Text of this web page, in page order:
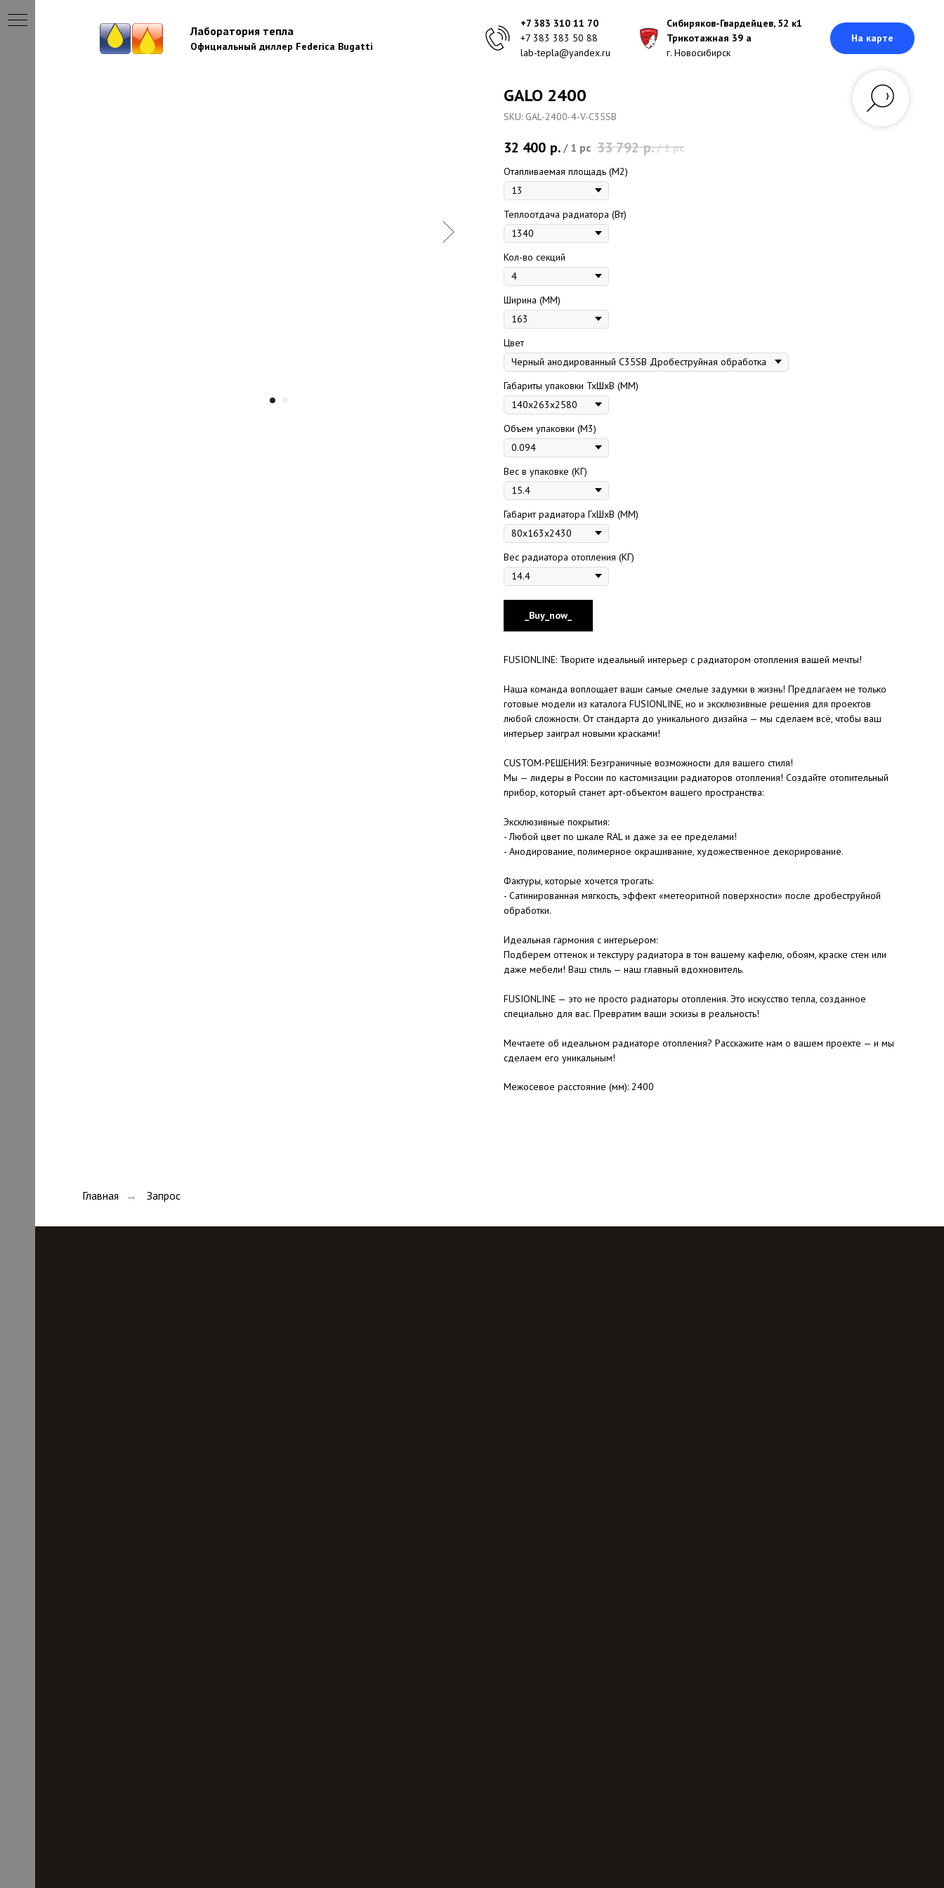
Лаборатория тепла
Официальный диллер Federica Bugatti
+7 383 310 11 70
+7 383 383 50 88
lab-tepla@yandex.ru
Сибиряков-Гвардейцев, 52 к1
Трикотажная 39 а
г. Новосибирск
На карте
GALO 2400
SKU: GAL-2400-4-V-C35SB
32 400 р. / 1 pc 33 792 р./1 pc
Отапливаемая площадь (M2)
Теплоотдача радиатора (Вт)
Кол-во секций
Ширина (ММ)
Цвет
Габариты упаковки ТхШхВ (ММ)
Объем упаковки (М3)
Вес в упаковке (КГ)
Габарит радиатора ГхШхВ (ММ)
Вес радиатора отопления (КГ)
_Buy_now_
FUSIONLINE: Творите идеальный интерьер с радиатором отопления вашей мечты!
Наша команда воплощает ваши самые смелые задумки в жизнь! Предлагаем не только
готовые модели из каталога FUSIONLINE, но и эксклюзивные решения для проектов
любой сложности. От стандарта до уникального дизайна — мы сделаем всё, чтобы ваш
интерьер заиграл новыми красками!
CUSTOM-РЕШЕНИЯ: Безграничные возможности для вашего стиля!
Мы — лидеры в России по кастомизации радиаторов отопления! Создайте отопительный
прибор, который станет арт-объектом вашего пространства:
Эксклюзивные покрытия:
- Любой цвет по шкале RAL и даже за ее пределами!
- Анодирование, полимерное окрашивание, художественное декорирование.
Фактуры, которые хочется трогать:
- Сатинированная мягкость, эффект «метеоритной поверхности» после дробеструйной
обработки.
Идеальная гармония с интерьером:
Подберем оттенок и текстуру радиатора в тон вашему кафелю, обоям, краске стен или
даже мебели! Ваш стиль — наш главный вдохновитель.
FUSIONLINE — это не просто радиаторы отопления. Это искусство тепла, созданное
специально для вас. Превратим ваши эскизы в реальность!
Мечтаете об идеальном радиаторе отопления? Расскажите нам о вашем проекте — и мы
сделаем его уникальным!
Межосевое расстояние (мм): 2400
Главная → Запрос